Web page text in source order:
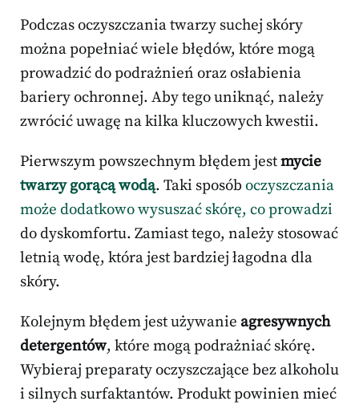
Podczas oczyszczania twarzy suchej skóry
można popełniać wiele błędów, które mogą
prowadzić do podrażnień oraz osłabienia
bariery ochronnej. Aby tego uniknąć, należy
zwrócić uwagę na kilka kluczowych kwestii.
Pierwszym powszechnym błędem jestmycie
twarzy gorącą wodą. Taki sposób oczyszczania
może dodatkowo wysuszać skórę, co prowadzi
do dyskomfortu. Zamiast tego, należy stosować
letnią wodę, która jest bardziej łagodna dla
skóry.
Kolejnym błędem jest używanie agresywnych
detergentów, które mogą podrażniać skórę.
Wybieraj preparaty oczyszczające bez alkoholu
i silnych surfaktantów. Produkt powinien mieć